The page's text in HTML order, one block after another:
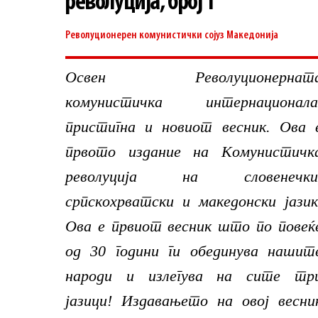
Револуционерен комунистички сојуз Македонија
Освен
комунистичка
пристигна и новиот весник. Ова
првото издание на
револуција на
српскохрватски и македонски
Ова е првиот весник што по
од 30 години ги обединува
народи и излегува на сите
јазици! Издавањето на овој